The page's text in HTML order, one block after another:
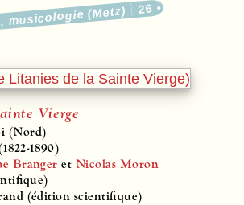
musicologie (Metz) 26
Vierge
(Nord)
1890)
Branger et Nicolas Moron
(édition scientifique)